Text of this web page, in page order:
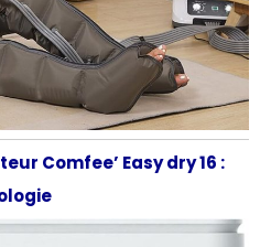
Comfee’ Easy dry 16 :